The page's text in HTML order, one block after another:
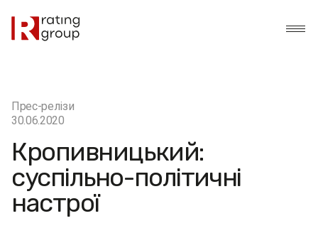
Прес-релізи
30.06.2020
Кропивницький:
суспільно-політичні
настрої